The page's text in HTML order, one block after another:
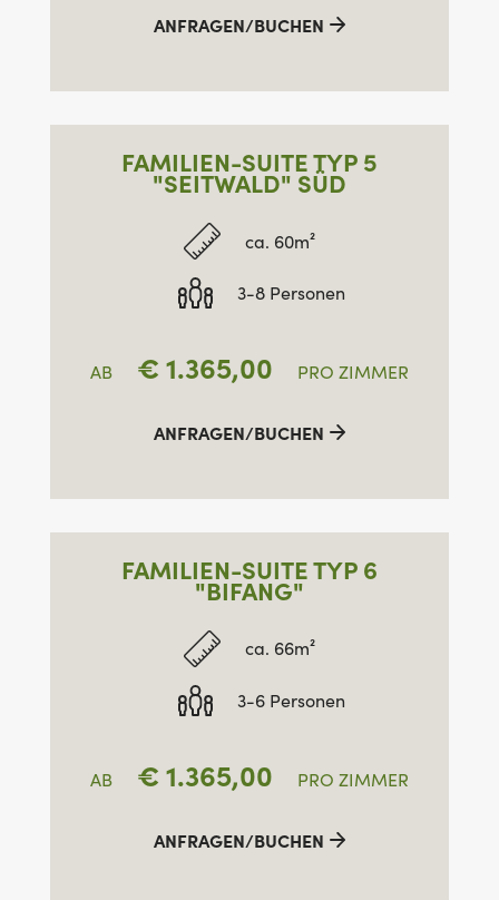
ANFRAGEN/BUCHEN
FAMILIEN-SUITE TYP 5
"SEITWALD" SÜD
ca. 60m²
3-8 Personen
AB € 1.365,00 PRO ZIMMER
ANFRAGEN/BUCHEN
FAMILIEN-SUITE TYP 6
"BIFANG"
ca. 66m²
3-6 Personen
AB € 1.365,00 PRO ZIMMER
ANFRAGEN/BUCHEN